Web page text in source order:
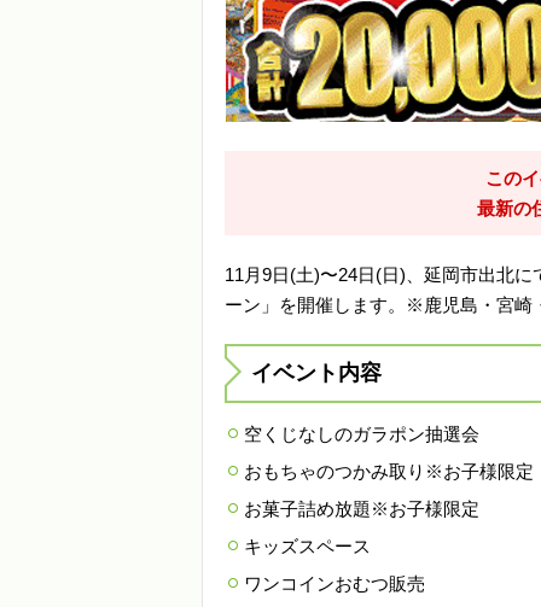
この
最新の
11月9日(土)〜24日(日)、延岡市出北
ーン」を開催します。※鹿児島・宮崎
イベント内容
空くじなしのガラポン抽選会
おもちゃのつかみ取り※お子様限定
お菓子詰め放題※お子様限定
キッズスペース
ワンコインおむつ販売